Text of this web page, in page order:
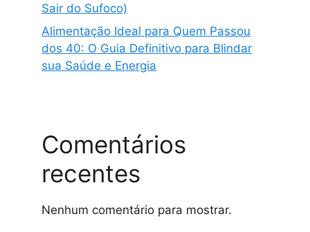
Sair do Sufoco)
Alimentação Ideal para Quem Passou
dos 40: O Guia Definitivo para Blindar
sua Saúde e Energia
Comentários
recentes
Nenhum comentário para mostrar.